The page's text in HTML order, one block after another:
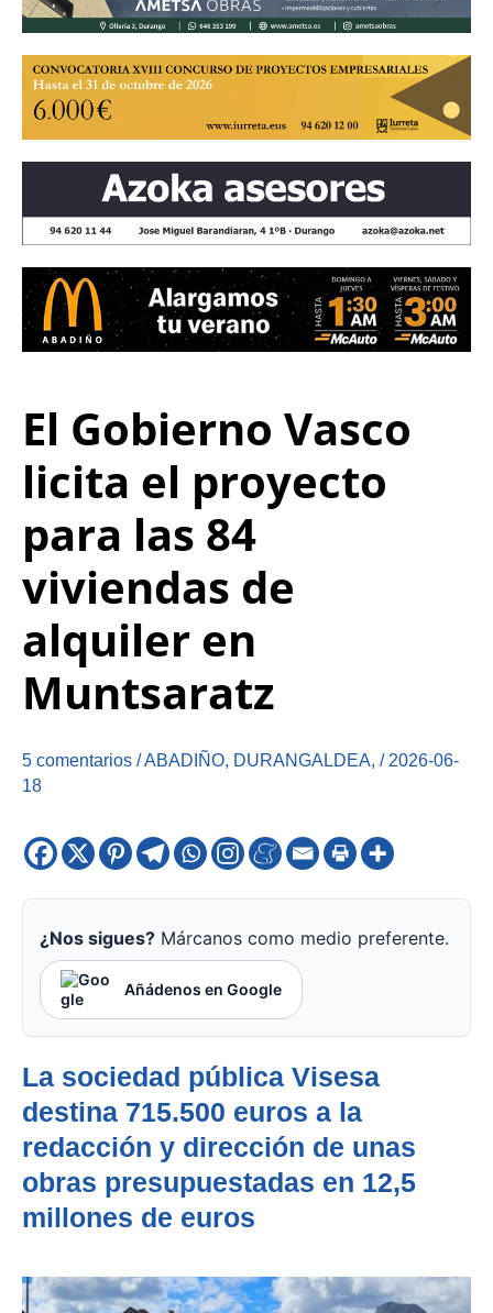
El Gobierno Vasco
licita el proyecto
para las 84
viviendas de
alquiler en
Muntsaratz
5 comentarios /ABADIÑO, DURANGALDEA, / 2026-06-
18
¿Nos sigues? Márcanos como medio preferente.
Añádenos en Google
La sociedad pública Visesa
destina 715.500 euros a la
redacción y dirección de unas
obras presupuestadas en 12,5
millones de euros